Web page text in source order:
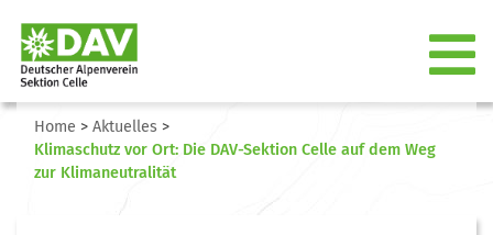
Home > Aktuelles >
Klimaschutz vor Ort: Die DAV-Sektion Celle auf dem Weg
zur Klimaneutralität